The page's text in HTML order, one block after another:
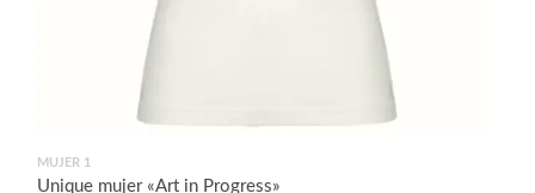
MUJER 1
Unique mujer «Art in Progress»